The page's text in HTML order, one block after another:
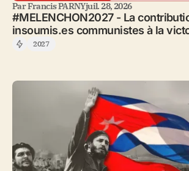
ParFrancis PARNYjuil. 28, 2026
#MELENCHON2027 - La
insoumis.es communistes à la
2027